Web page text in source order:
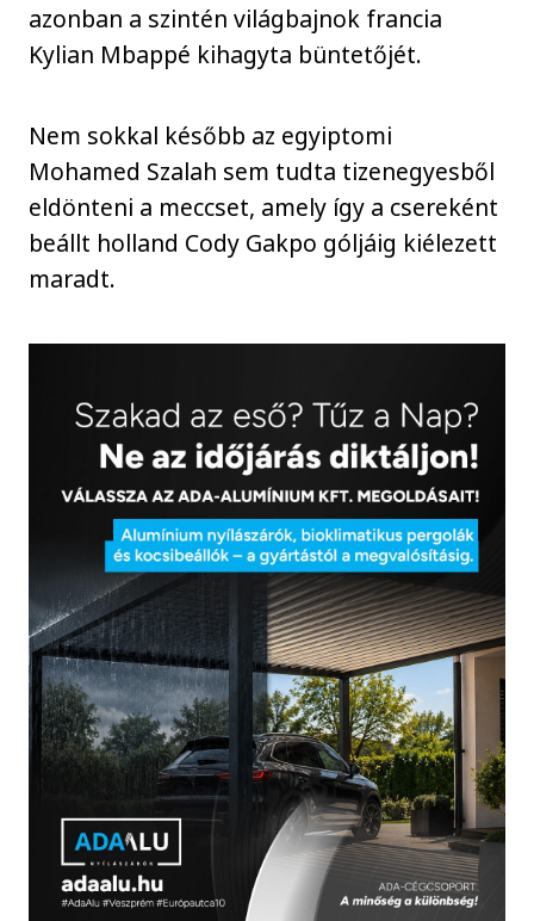
azonban a szintén világbajnok francia
Kylian Mbappé kihagyta büntetőjét.
Nem sokkal később az egyiptomi
Mohamed Szalah sem tudta tizenegyesből
eldönteni a meccset, amely így a csereként
beállt holland Cody Gakpo góljáig kiélezett
maradt.